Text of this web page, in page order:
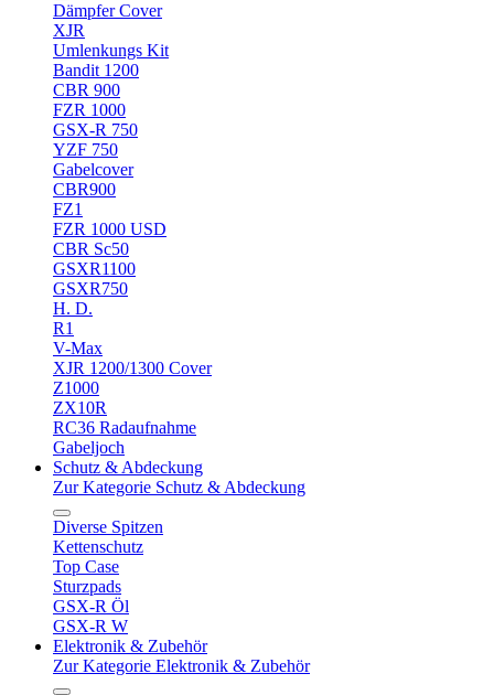
Dämpfer Cover
XJR
Umlenkungs Kit
Bandit 1200
CBR 900
FZR 1000
GSX-R 750
YZF 750
Gabelcover
CBR900
FZ1
FZR 1000 USD
CBR Sc50
GSXR1100
GSXR750
H. D.
R1
V-Max
XJR 1200/1300 Cover
Z1000
ZX10R
RC36 Radaufnahme
Gabeljoch
Schutz & Abdeckung
Zur Kategorie Schutz & Abdeckung
Diverse Spitzen
Kettenschutz
Top Case
Sturzpads
GSX-R Öl
GSX-R W
Elektronik & Zubehör
Zur Kategorie Elektronik & Zubehör